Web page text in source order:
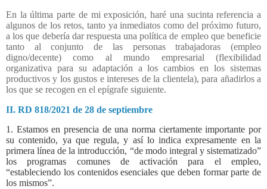
En la última parte de mi exposición, haré una sucinta referencia a
algunos de los retos, tanto ya inmediatos como del próximo futuro,
a los que debería dar respuesta una política de empleo que beneficie
tanto al conjunto de las personas trabajadoras (empleo
digno/decente) como al mundo empresarial (flexibilidad
organizativa para su adaptación a los cambios en los sistemas
productivos y los gustos e intereses de la clientela), para añadirlos a
los que se recogen en el epígrafe siguiente.
II. RD 818/2021 de 28 de septiembre
1. Estamos en presencia de una norma ciertamente importante por
su contenido, ya que regula, y así lo indica expresamente en la
primera línea de la introducción, “de modo integral y sistematizado”
los programas comunes de activación para el empleo,
“estableciendo los contenidos esenciales que deben formar parte de
los mismos”.